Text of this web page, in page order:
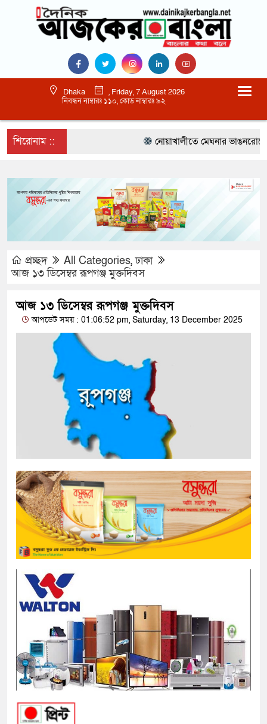
Dhaka
, Friday, 7 August 2026
নিবন্ধন নাম্বারঃ ১১০, কোড নাম্বারঃ ৯২
শিরোনাম :: নোয়াখালীতে মেঘনার ভাঙনরোধে
প্রচ্ছদ All Categories,ঢাকা
আজ ১৩ ডিসেম্বর রূপগঞ্জ মুক্তদিবস
আজ ১৩ ডিসেম্বর রূপগঞ্জ মুক্তদিবস
আপডেট সময় : 01:06:52 pm, Saturday, 13 December 2025